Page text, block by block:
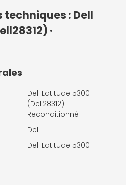
: Dell
·
Dell Latitude 5300
(Dell28312) ·
Reconditionné
Dell
Dell Latitude 5300